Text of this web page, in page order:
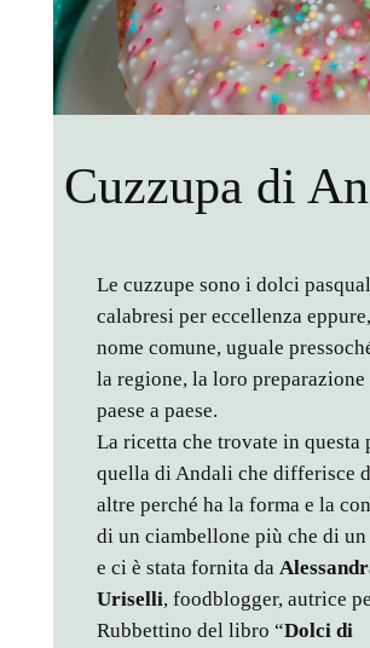
Cuzzupa di
Le cuzzupe sono i dolci
calabresi per eccellenza
nome comune, uguale
la regione, la loro preparazione
paese a paese.
La ricetta che trovate in questa
quella di Andali che differisce
altre perché ha la forma e la
di un ciambellone più che di
e ci è stata fornita da
Uriselli, foodblogger, autrice
Rubbettino del libro “Dolci di